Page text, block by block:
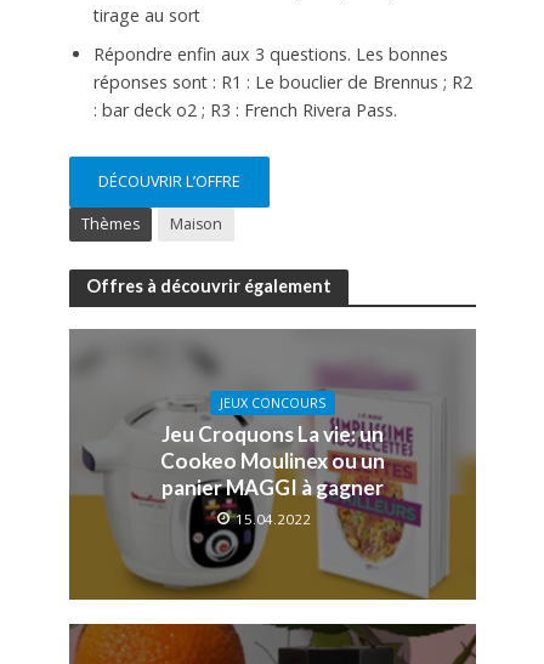
tirage au sort
Répondre enfin aux 3 questions. Les bonnes
réponses sont : R1 : Le bouclier de Brennus ; R2
: bar deck o2 ; R3 : French Rivera Pass.
DÉCOUVRIR L’OFFRE
Thèmes Maison
Offres à découvrir également
JEUX CONCOURS
Jeu Croquons La vie: un
Cookeo Moulinex ou un
panier MAGGI à gagner
15.04.2022